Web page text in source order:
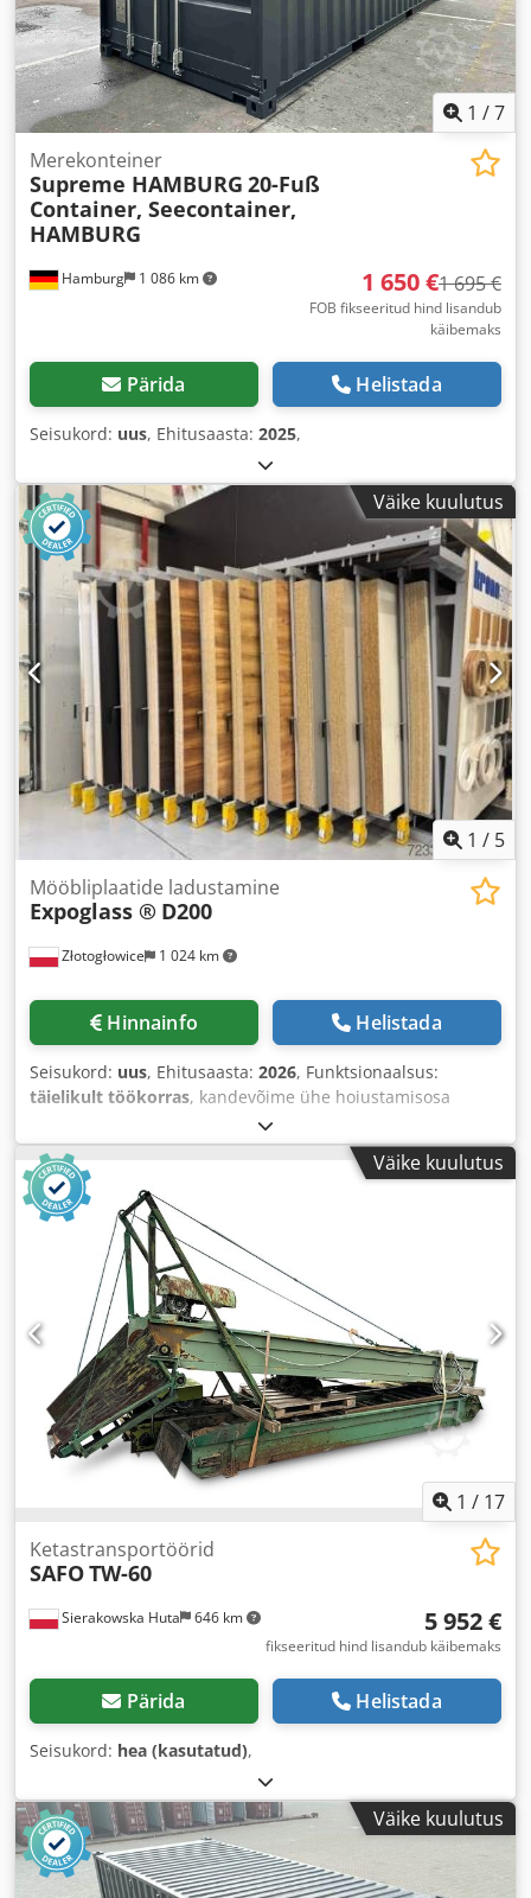
1 /7
Hamburg 1 086 km
Merekonteiner
Supreme HAMBURG 20-Fuß
Container, Seecontainer,
HAMBURG
1 650 €1 695 €
FOB fikseeritud hind lisandub
käibemaks
Pärida Helistada
Seisukord: uus, Ehitusaasta: 2025,
Väike kuulutus
1 / 5
Złotogłowice 1 024 km
Mööbliplaatide ladustamine
Expoglass ® D200
Hinnainfo Helistada
Seisukord: uus, Ehitusaasta: 2026, Funktsionaalsus:
täielikult töökorras, kandevõime ühe hoiustamisosa
, garantii kestus:
kg, Varustus:dokumentatsioon / käsiraamat,
Väike kuulutus
1 / 17
Sierakowska Huta 646 km
Ketastransportöörid
SAFOTW-60
5 952 €
fikseeritud hind lisandub käibemaks
Pärida Helistada
Seisukord: hea (kasutatud),
Väike kuulutus